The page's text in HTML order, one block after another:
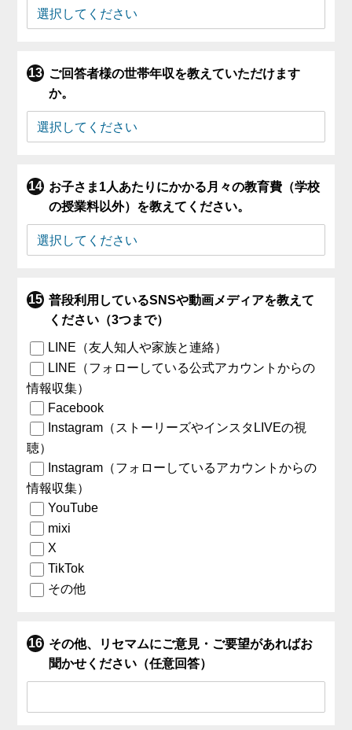
ご回答者様の世帯年収を教えていただけます
か。
お子さま1人あたりにかかる月々の教育費（学校
の授業料以外）を教えてください。
普段利用しているSNSや動画メディアを教えて
ください（3つまで）
LINE（友人知人や家族と連絡）
LINE（フォローしている公式アカウントからの
情報収集）
Facebook
Instagram（ストーリーズやインスタLIVEの視
聴）
Instagram（フォローしているアカウントからの
情報収集）
YouTube
mixi
X
TikTok
その他
その他、リセマムにご意見・ご要望があればお
聞かせください（任意回答）